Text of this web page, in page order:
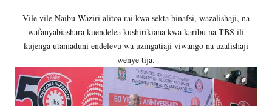
Vile vile Naibu Waziri alitoa rai kwa sekta binafsi, wazalishaji, na
wafanyabiashara kuendelea kushirikiana kwa karibu na TBS ili
kujenga utamaduni endelevu wa uzingatiaji viwango na uzalishaji
wenye tija.